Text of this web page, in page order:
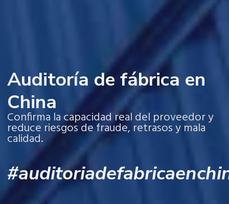
Auditoría de fábrica en
China
Confirma la capacidad real del proveedor y
reduce riesgos de fraude, retrasos y mala
calidad.